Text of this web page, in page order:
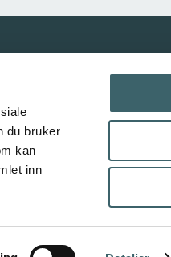
du bruker
kan
inn